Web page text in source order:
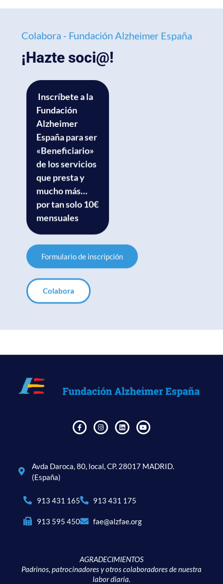
Colabora - Fundación Alzheimer España
¡Hazte soci@!
Inscríbete a la
Fundación
Alzheimer
España para ser
«Beneficiario»
de los servicios
que presta y
mucho más…
por tan solo 10€
mensuales
Formulario de inscripción
Colabora
Avda Daroca, 80, local, CP. 28017 MADRID.
(España)
913 431 165 913 431 175
913 595 450 fae@alzfae.org
AGRADECIMIENTOS
Padrinos, patrocinadores y otros colaboradores de nuestra
labor diaria.